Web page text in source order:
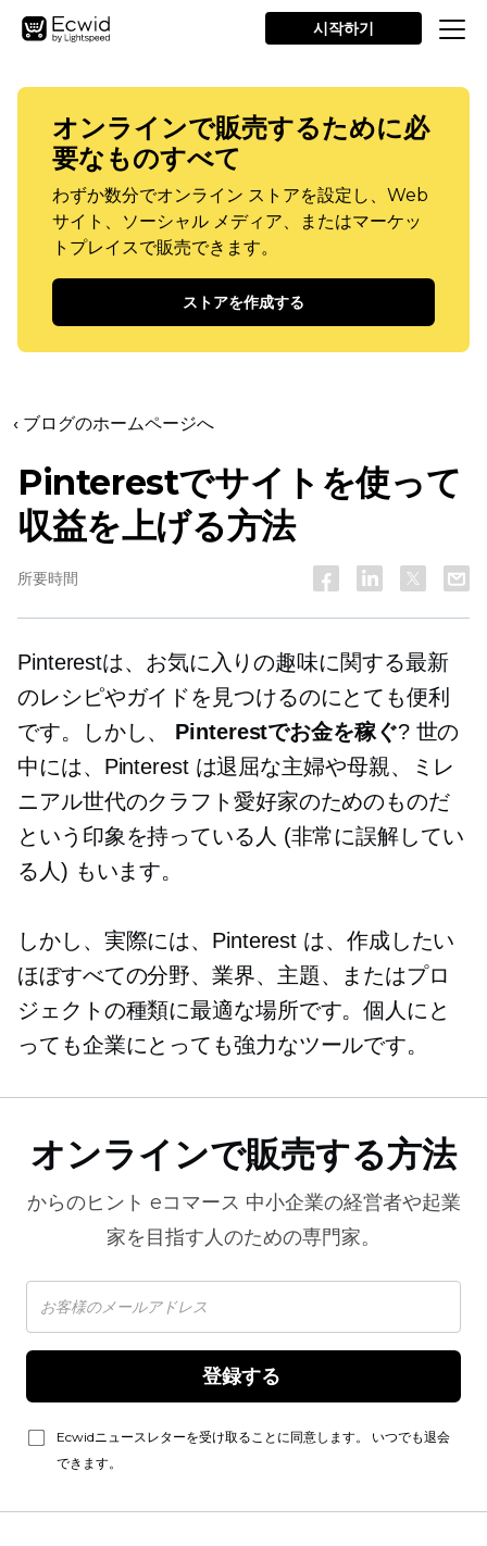
시작하기
オンラインで販売するために必
要なものすべて
わずか数分でオンライン ストアを設定し、Web
サイト、ソーシャル メディア、またはマーケッ
トプレイスで販売できます。
ストアを作成する
‹ ブログのホームページへ
Pinterestでサイトを使って
収益を上げる方法
所要時間
Pinterestは、お気に入りの趣味に関する最新
のレシピやガイドを見つけるのにとても便利
です。しかし、 Pinterestでお金を稼ぐ? 世の
中には、Pinterest は退屈な主婦や母親、ミレ
ニアル世代のクラフト愛好家のためのものだ
という印象を持っている人 (非常に誤解してい
る人) もいます。
しかし、実際には、Pinterest は、作成したい
ほぼすべての分野、業界、主題、またはプロ
ジェクトの種類に最適な場所です。個人にと
っても企業にとっても強力なツールです。
オンラインで販売する方法
からのヒント eコマース 中小企業の経営者や起業
家を目指す人のための専門家。
Ecwidニュースレターを受け取ることに同意します。 いつでも退会
できます。